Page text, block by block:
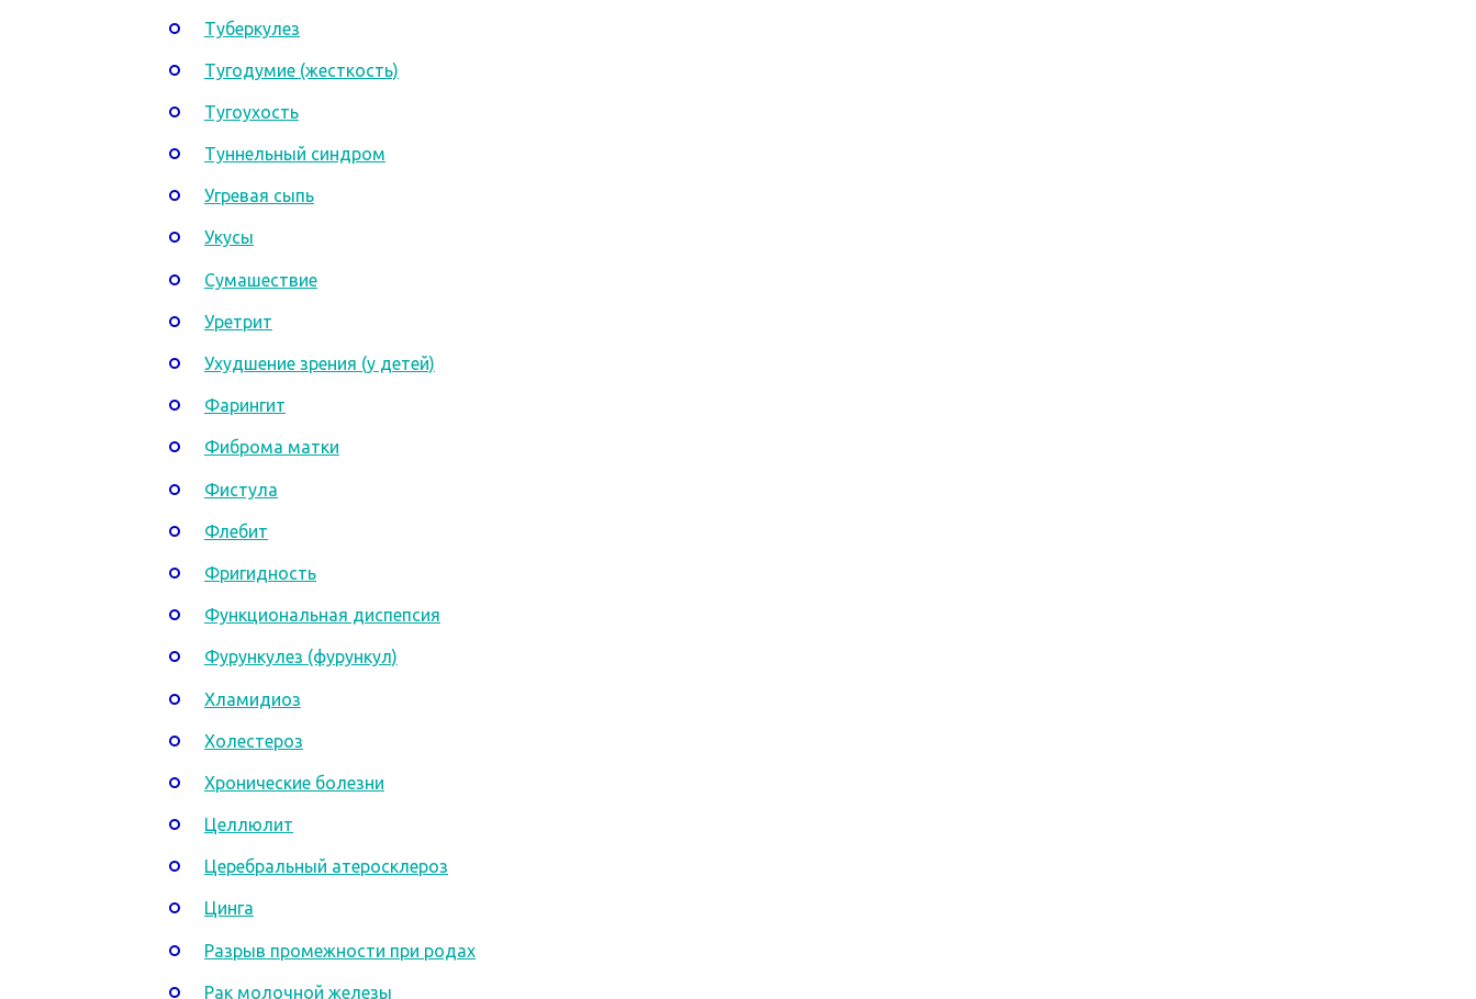
Туберкулез
Тугодумие (жесткость)
Тугоухость
Туннельный синдром
Угревая сыпь
Укусы
Сумашествие
Уретрит
Ухудшение зрения (у детей)
Фарингит
Фиброма матки
Фистула
Флебит
Фригидность
Функциональная диспепсия
Фурункулез (фурункул)
Хламидиоз
Холестероз
Хронические болезни
Целлюлит
Церебральный атеросклероз
Цинга
Разрыв промежности при родах
Рак молочной железы